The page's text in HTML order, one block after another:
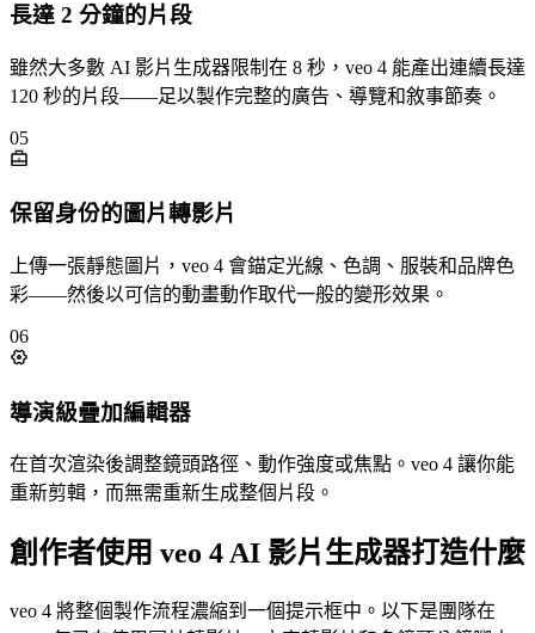
長達 2 分鐘的片段
雖然大多數 AI 影片生成器限制在 8 秒，veo 4 能產出連續長達
120 秒的片段——足以製作完整的廣告、導覽和敘事節奏。
05
保留身份的圖片轉影片
上傳一張靜態圖片，veo 4 會錨定光線、色調、服裝和品牌色
彩——然後以可信的動畫動作取代一般的變形效果。
06
導演級疊加編輯器
在首次渲染後調整鏡頭路徑、動作強度或焦點。veo 4 讓你能
重新剪輯，而無需重新生成整個片段。
創作者使用 veo 4 AI 影片生成器打造什麼
veo 4 將整個製作流程濃縮到一個提示框中。以下是團隊在